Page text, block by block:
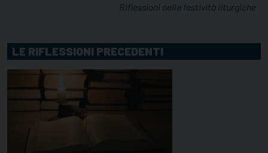
Riflessioni nelle festività liturgiche
LE RIFLESSIONI PRECEDENTI